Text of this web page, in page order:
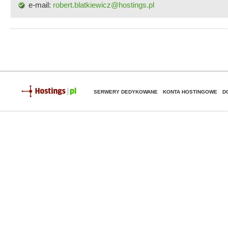
e-mail: robert.blatkiewicz@hostings.pl
SERWERY DEDYKOWANE KONTA HOSTINGOWE